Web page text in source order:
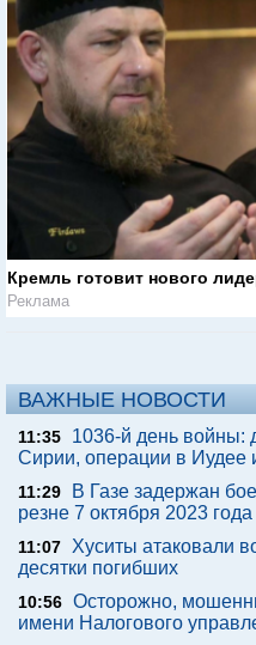
Кремль готовит нового
Реклама
ВАЖНЫЕ НОВОСТИ
11:35
1036-й день войны:
Сирии, операции в Иудее
11:29
В Газе задержан
резне 7 октября 2023 года
11:07 Хуситы атаковали
десятки погибших
10:56 Осторожно,
имени Налогового